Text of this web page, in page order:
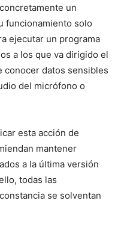
un
funcionamiento solo
ejecutar un programa
a los que va dirigido el
conocer datos sensibles
del micrófono o
esta acción de
mantener
a la última versión
todas las
se solventan